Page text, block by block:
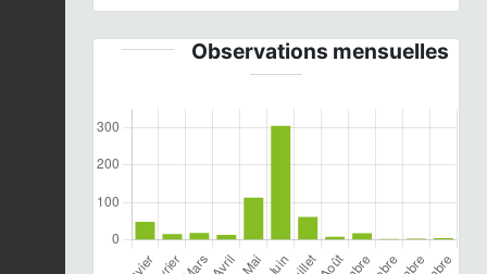
Observations mensuelles